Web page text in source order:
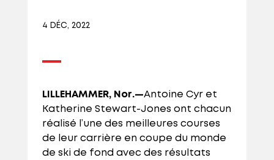
4 DÉC, 2022
LILLEHAMMER, Nor.—Antoine Cyr et
Katherine Stewart-Jones ont chacun
réalisé l’une des meilleures courses
de leur carrière en coupe du monde
de ski de fond avec des résultats